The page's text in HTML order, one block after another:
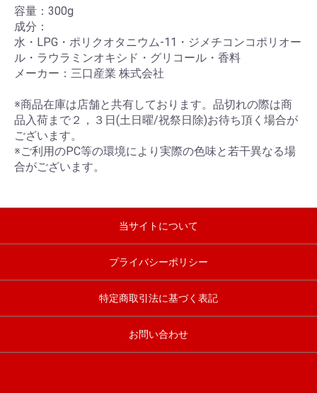
容量：300g
成分：
水・LPG・ポリクオタニウム-11・ジメチコンコポリオー
ル・ラウラミンオキシド・グリコール・香料
メーカー：三口産業 株式会社
※商品在庫は店舗と共有しております。品切れの際は商
品入荷まで２，３日(土日曜/祝祭日除)お待ち頂く場合が
ございます。
※ご利用のPC等の環境により実際の色味と若干異なる場
合がございます。
当サイトについて
プライバシーポリシー
特定商取引法に基づく表記
お問い合わせ